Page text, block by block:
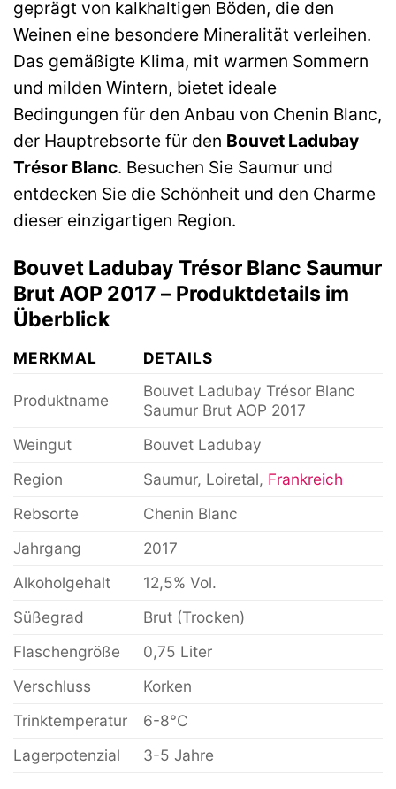
geprägt von kalkhaltigen Böden, die den
Weinen eine besondere Mineralität verleihen.
Das gemäßigte Klima, mit warmen Sommern
und milden Wintern, bietet ideale
Bedingungen für den Anbau von Chenin Blanc,
der Hauptrebsorte für den Bouvet Ladubay
Trésor Blanc. Besuchen Sie Saumur und
entdecken Sie die Schönheit und den Charme
dieser einzigartigen Region.
Bouvet Ladubay Trésor Blanc Saumur
Brut AOP 2017 – Produktdetails im
Überblick
MERKMAL DETAILS
Produktname
Bouvet Ladubay Trésor Blanc
Saumur Brut AOP 2017
Weingut
Bouvet Ladubay
Region
Saumur, Loiretal, Frankreich
Rebsorte
Chenin Blanc
Jahrgang
2017
Alkoholgehalt
12,5% Vol.
Süßegrad
Brut (Trocken)
Flaschengröße
0,75 Liter
Verschluss
Korken
Trinktemperatur
6-8°C
Lagerpotenzial
3-5 Jahre